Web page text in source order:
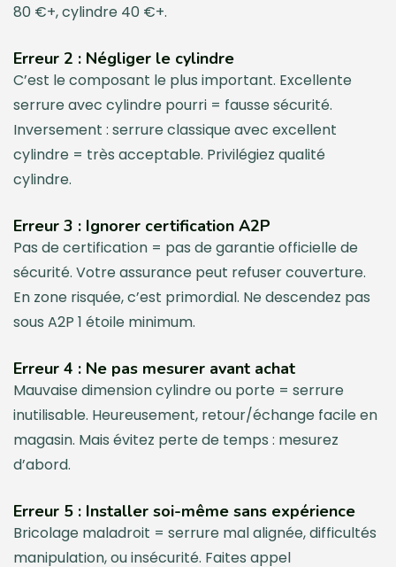
80 €+, cylindre 40 €+.
Erreur 2 : Négliger le cylindre
C’est le composant le plus important. Excellente
serrure avec cylindre pourri = fausse sécurité.
Inversement : serrure classique avec excellent
cylindre = très acceptable. Privilégiez qualité
cylindre.
Erreur 3 : Ignorer certification A2P
Pas de certification = pas de garantie officielle de
sécurité. Votre assurance peut refuser couverture.
En zone risquée, c’est primordial. Ne descendez pas
sous A2P 1 étoile minimum.
Erreur 4 : Ne pas mesurer avant achat
Mauvaise dimension cylindre ou porte = serrure
inutilisable. Heureusement, retour/échange facile en
magasin. Mais évitez perte de temps : mesurez
d’abord.
Erreur 5 : Installer soi-même sans expérience
Bricolage maladroit = serrure mal alignée, difficultés
manipulation, ou insécurité. Faites appel